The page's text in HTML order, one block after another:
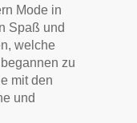
Mode in
Spaß und
welche
zu
mit den
und